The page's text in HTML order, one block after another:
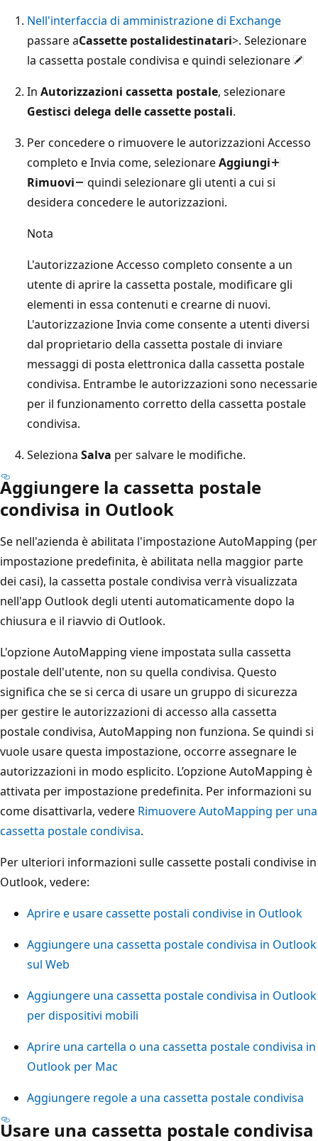
Nell'interfaccia di amministrazione di Exchange
passare aCassette postalidestinatari>. Selezionare
la cassetta postale condivisa e quindi selezionare
In Autorizzazioni cassetta postale, selezionare
Gestisci delega delle cassette postali.
Per concedere o rimuovere le autorizzazioni Accesso
completo e Invia come, selezionareAggiungi
Rimuovi
quindi selezionare gli utenti a cui si
desidera concedere le autorizzazioni.
Nota
L'autorizzazione Accesso completo consente a un
utente di aprire la cassetta postale, modificare gli
elementi in essa contenuti e crearne di nuovi.
L'autorizzazione Invia come consente a utenti diversi
dal proprietario della cassetta postale di inviare
messaggi di posta elettronica dalla cassetta postale
condivisa. Entrambe le autorizzazioni sono necessarie
per il funzionamento corretto della cassetta postale
condivisa.
Seleziona Salva per salvare le modifiche.
Aggiungere la cassetta postale
condivisa in Outlook
Se nell'azienda è abilitata l'impostazione AutoMapping (per
impostazione predefinita, è abilitata nella maggior parte
dei casi), la cassetta postale condivisa verrà visualizzata
nell'app Outlook degli utenti automaticamente dopo la
chiusura e il riavvio di Outlook.
L'opzione AutoMapping viene impostata sulla cassetta
postale dell'utente, non su quella condivisa. Questo
significa che se si cerca di usare un gruppo di sicurezza
per gestire le autorizzazioni di accesso alla cassetta
postale condivisa, AutoMapping non funziona. Se quindi si
vuole usare questa impostazione, occorre assegnare le
autorizzazioni in modo esplicito. L’opzione AutoMapping è
attivata per impostazione predefinita. Per informazioni su
come disattivarla, vedere Rimuovere AutoMapping per una
cassetta postale condivisa.
Per ulteriori informazioni sulle cassette postali condivise in
Outlook, vedere:
Aprire e usare cassette postali condivise in Outlook
Aggiungere una cassetta postale condivisa in Outlook
sul Web
Aggiungere una cassetta postale condivisa in Outlook
per dispositivi mobili
Aprire una cartella o una cassetta postale condivisa in
Outlook per Mac
Aggiungere regole a una cassetta postale condivisa
Usare una cassetta postale condivisa